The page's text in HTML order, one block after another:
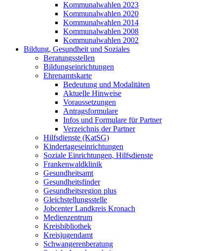
Kommunalwahlen 2023
Kommunalwahlen 2020
Kommunalwahlen 2014
Kommunalwahlen 2008
Kommunalwahlen 2002
Bildung, Gesundheit und Soziales
Beratungsstellen
Bildungseinrichtungen
Ehrenamtskarte
Bedeutung und Modalitäten
Aktuelle Hinweise
Voraussetzungen
Antragsformulare
Infos und Formulare für Partner
Verzeichnis der Partner
Hilfsdienste (KatSG)
Kindertageseinrichtungen
Soziale Einrichtungen, Hilfsdienste
Frankenwaldklinik
Gesundheitsamt
Gesundheitsfinder
Gesundheitsregion plus
Gleichstellungsstelle
Jobcenter Landkreis Kronach
Medienzentrum
Kreisbibliothek
Kreisjugendamt
Schwangerenberatung